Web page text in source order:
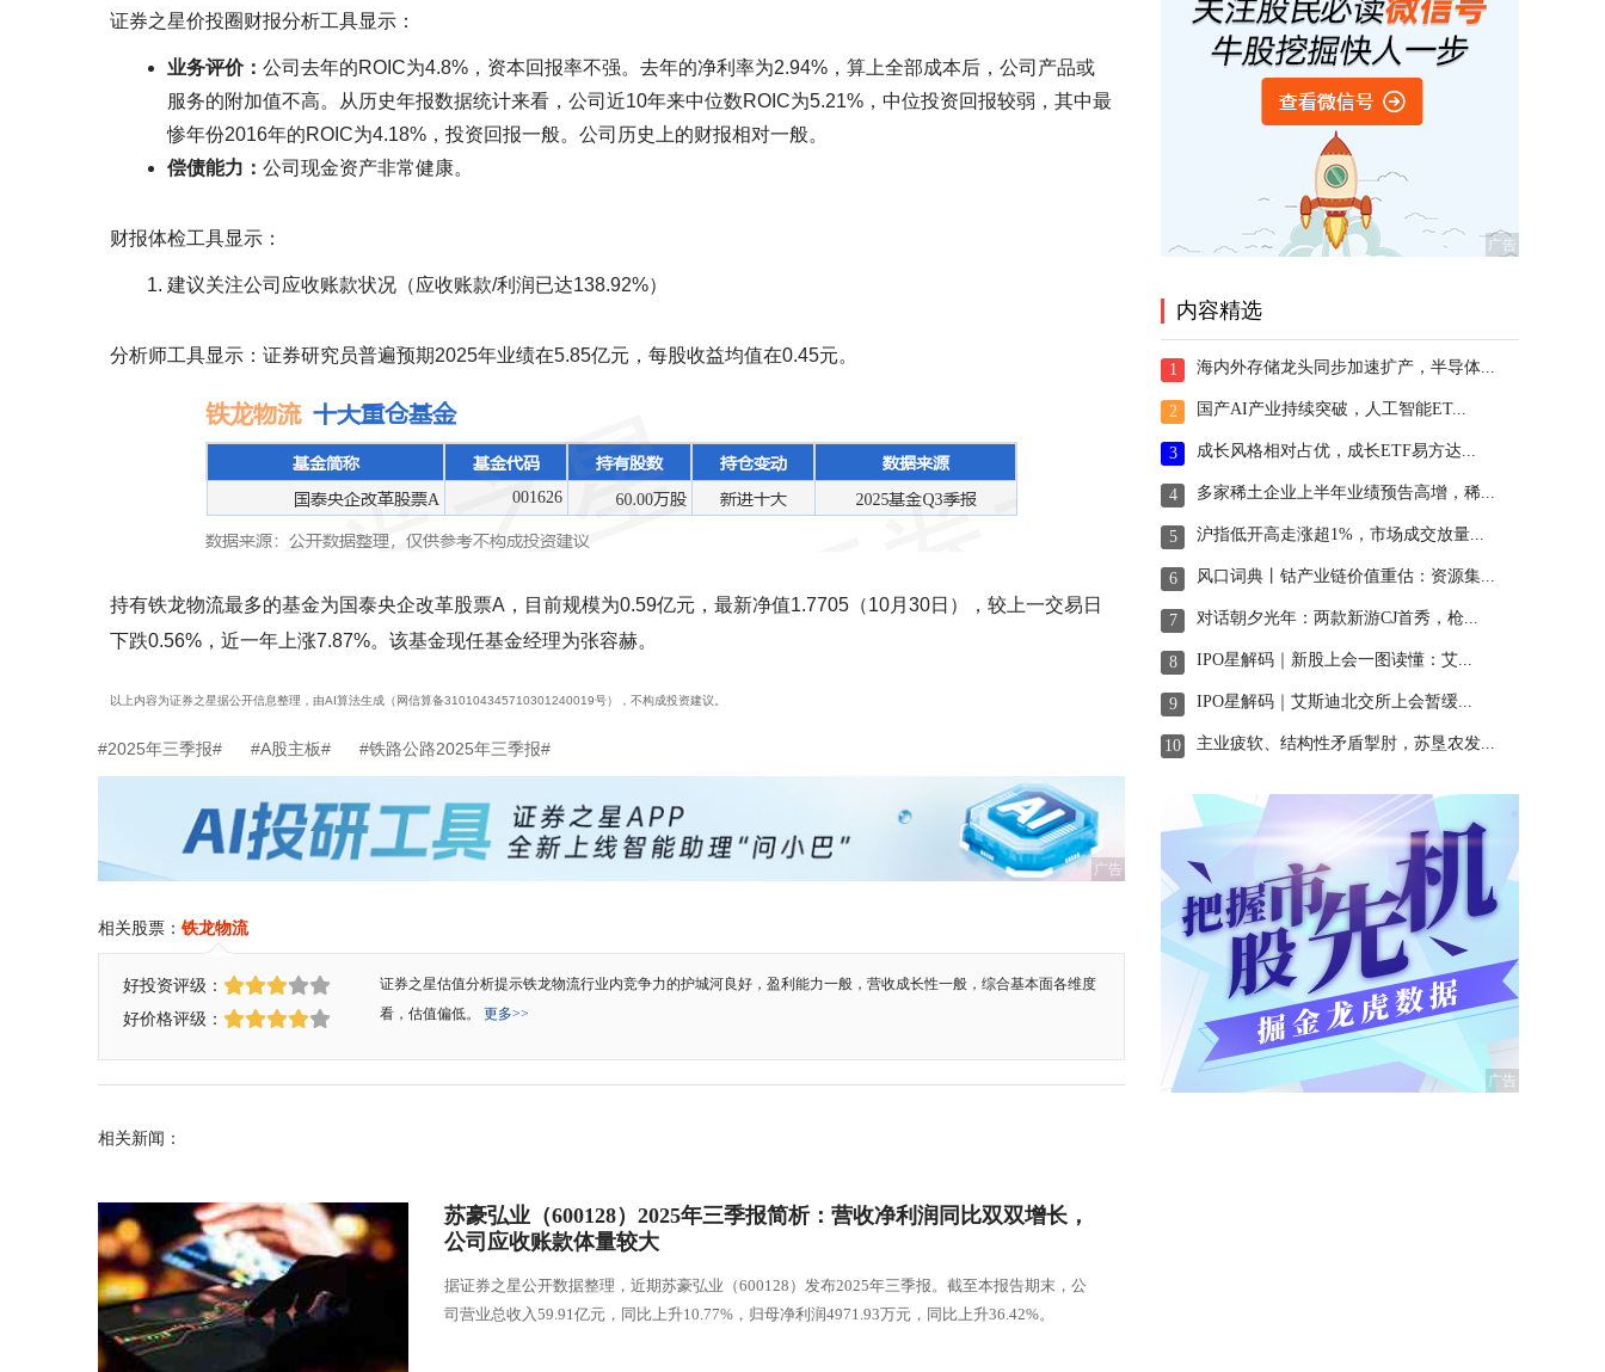
证券之星价投圈财报分析工具显示：
业务评价： 公司去年的ROIC为4.8%，资本回报率不强。去年的净利率为2.94%，算上全部成本后，公司产品或
服务的附加值不高。从历史年报数据统计来看，公司近10年来中位数ROIC为5.21%，中位投资回报较弱，其中最
惨年份2016年的ROIC为4.18%，投资回报一般。公司历史上的财报相对一般。
偿债能力： 公司现金资产非常健康。
财报体检工具显示：
建议关注公司应收账款状况（应收账款/利润已达138.92%）
分析师工具显示：证券研究员普遍预期2025年业绩在5.85亿元，每股收益均值在0.45元。
持有铁龙物流最多的基金为国泰央企改革股票A，目前规模为0.59亿元，最新净值1.7705（10月30日），较上一交易日
下跌0.56%，近一年上涨7.87%。该基金现任基金经理为张容赫。
以上内容为证券之星据公开信息整理，由AI算法生成（网信算备310104345710301240019号），不构成投资建议。
#2025年三季报# #A股主板# #铁路公路2025年三季报#
广告
相关股票： 铁龙物流
好投资评级：
好价格评级：
证券之星估值分析提示铁龙物流行业内竞争力的护城河良好，盈利能力一般，营收成长性一般，综合基本面各维度
看，估值偏低。 更多>>
相关新闻：
苏豪弘业（600128）2025年三季报简析：营收净利润同比双双增长，
公司应收账款体量较大
据证券之星公开数据整理，近期苏豪弘业（600128）发布2025年三季报。截至本报告期末，公
司营业总收入59.91亿元，同比上升10.77%，归母净利润4971.93万元，同比上升36.42%。
内容精选
1 海内外存储龙头同步加速扩产，半导体...
2 国产AI产业持续突破，人工智能ET...
3 成长风格相对占优，成长ETF易方达...
4 多家稀土企业上半年业绩预告高增，稀...
5 沪指低开高走涨超1%，市场成交放量...
6 风口词典丨钴产业链价值重估：资源集...
7 对话朝夕光年：两款新游CJ首秀，枪...
8 IPO星解码｜新股上会一图读懂：艾...
9 IPO星解码｜艾斯迪北交所上会暂缓...
10 主业疲软、结构性矛盾掣肘，苏垦农发...